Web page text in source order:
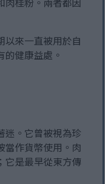
以來一直被用於自
健康益處。
迷。它曾被視為珍
當作貨幣使用。肉
它是最早從東方傳